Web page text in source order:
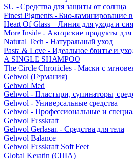
SU - Средства для защиты от солнца
Finest Pigments - Био-ламинирование
Heart Of Glass – Линия для ухода и
More Inside - Авторские продукты для
Natural Tech - Натуральный уход
Pasta & Love - Идеальное бритье и
A SINGLE SHAMPOO
The Circle Chronicles - Маски с
Gehwol (Германия)
Gehwol Med
Gehwol - Пластыри, супинаторы,
Gehwol - Универсальные средства
Gehwol - Профессиональные и
Gehwol Fusskraft
Gehwol Gerlasan - Средства для тела
Gehwol Balance
Gehwol Fusskraft Soft Feet
Global Keratin (США)